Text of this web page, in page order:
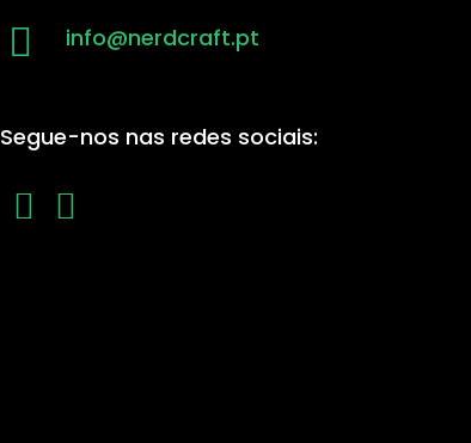
info@nerdcraft.pt
Segue-nos nas redes sociais: